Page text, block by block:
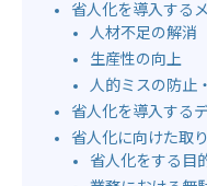
省人化を導入する
人材不足の解消
生産性の向上
人的ミスの防止
省人化を導入する
省人化に向けた取
省人化をする目